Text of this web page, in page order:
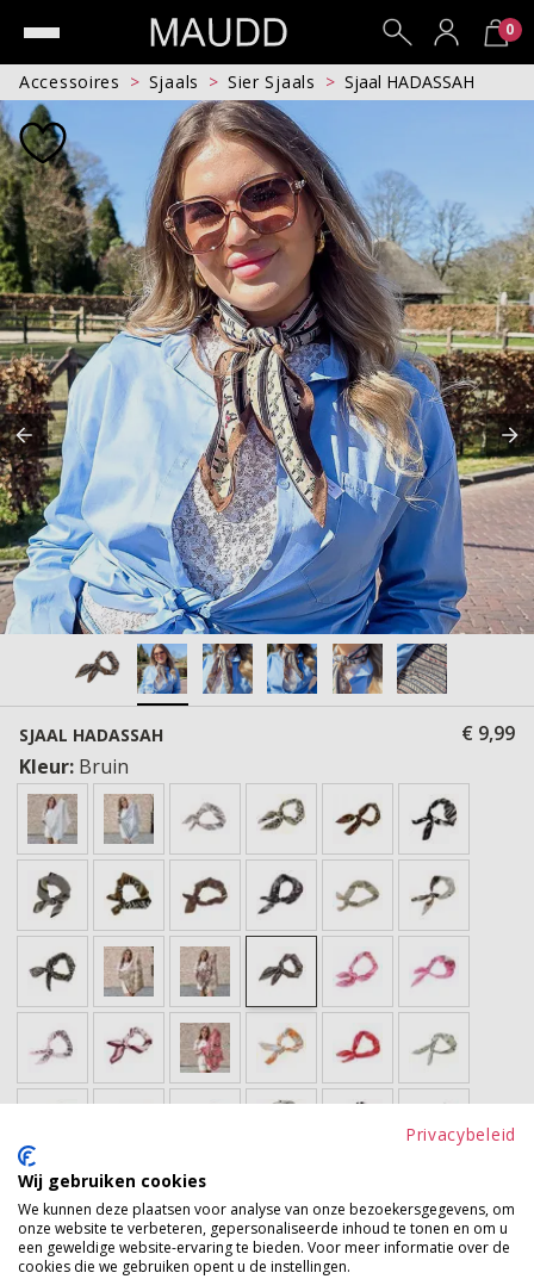
0
Accessoires Sjaals Sier Sjaals Sjaal HADASSAH
SJAAL HADASSAH
€ 9,99
Kleur: Bruin
Maatinfo
ONE
Privacybeleid
Wij gebruiken cookies
We kunnen deze plaatsen voor analyse van onze bezoekersgegevens, om
onze website te verbeteren, gepersonaliseerde inhoud te tonen en om u
een geweldige website-ervaring te bieden. Voor meer informatie over de
cookies die we gebruiken opent u de instellingen.